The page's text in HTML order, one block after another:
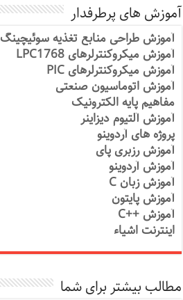
آموزش های پرطرفدار
آموزش طراحی منابع تغذیه سوئیچینگ
آموزش میکروکنترلرهای LPC1768
آموزش میکروکنترلرهای PIC
آموزش اتوماسیون صنعتی
مفاهیم پایه الکترونیک
آموزش آلتیوم دیزاینر
پروژه های آردوینو
آموزش رزبری پای
آموزش آردوینو
آموزش زبان C
آموزش پایتون
آموزش ++C
اینترنت اشیاء
مطالب بیشتر برای شما